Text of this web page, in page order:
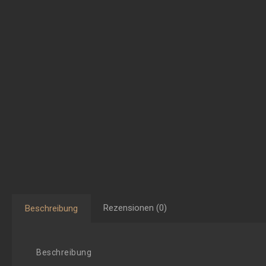
Beschreibung Rezensionen (0)
Beschreibung